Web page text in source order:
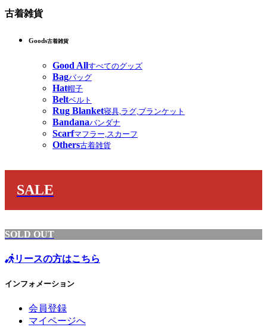
古着雑貨
Goods古着雑貨
Good Allすべてのグッズ
Bagバッグ
Hat帽子
Beltベルト
Rug Blanket寝具,ラグ,ブランケット
Bandanaバンダナ
Scarfマフラー,スカーフ
Others古着雑貨
SALE
SOLD OUT
リースの方はこちら
インフォメーション
会員登録
マイページへ